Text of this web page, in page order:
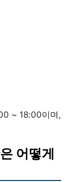
~ 18:00이며,
어떻게